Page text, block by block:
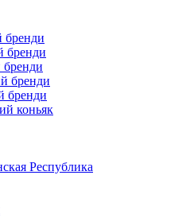
бренди
бренди
бренди
бренди
коньяк
Республика